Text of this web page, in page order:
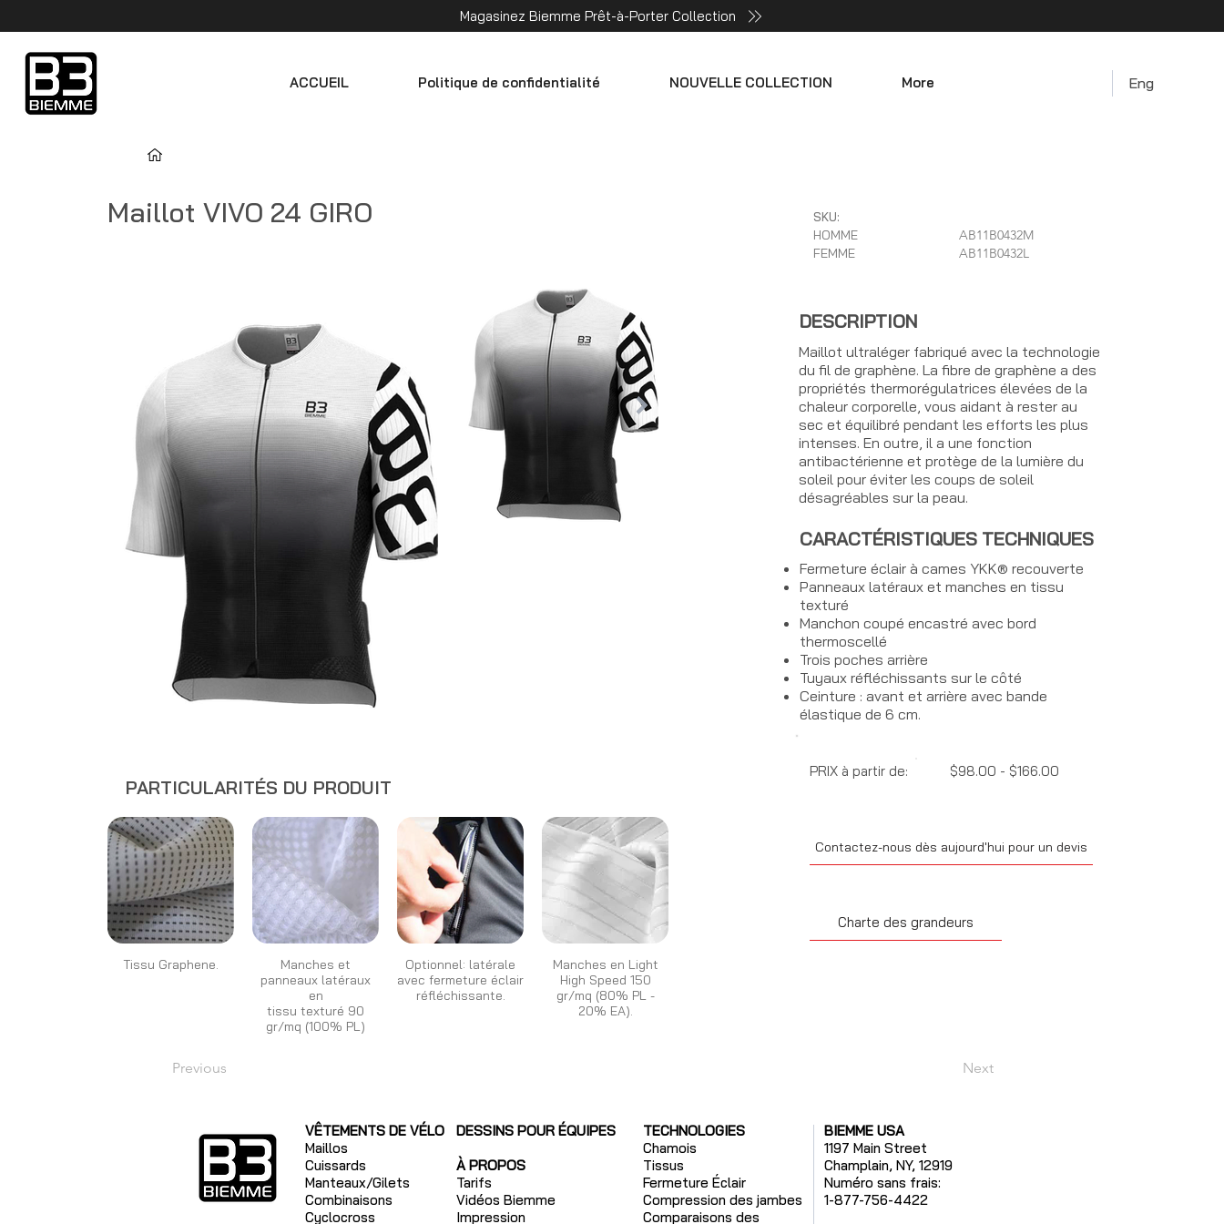
Magasinez Biemme Prêt-à-Porter Collection
ACCUEIL Politique de confidentialité NOUVELLE COLLECTION More Eng
Maillot VIVO 24 GIRO
PARTICULARITÉS DU PRODUIT
Tissu Graphene.
Manches et
panneaux latéraux
en
tissu texturé 90
gr/mq (100% PL)
Optionnel: latérale
avec fermeture éclair
réfléchissante.
Manches en Light
High Speed 150
gr/mq (80% PL -
20% EA).
SKU:
HOMME
FEMME
AB11B0432M
AB11B0432L
DESCRIPTION
Maillot ultraléger fabriqué avec la technologie
du fil de graphène. La fibre de graphène a des
propriétés thermorégulatrices élevées de la
chaleur corporelle, vous aidant à rester au
sec et équilibré pendant les efforts les plus
intenses. En outre, il a une fonction
antibactérienne et protège de la lumière du
soleil pour éviter les coups de soleil
désagréables sur la peau.
CARACTÉRISTIQUES TECHNIQUES
Fermeture éclair à cames YKK® recouverte
Panneaux latéraux et manches en tissu
texturé
Manchon coupé encastré avec bord
thermoscellé
Trois poches arrière
Tuyaux réfléchissants sur le côté
Ceinture : avant et arrière avec bande
élastique de 6 cm.
PRIX à partir de: $98.00 - $166.00
Contactez-nous dès aujourd'hui pour un devis
Charte des grandeurs
Previous Next
VÊTEMENTS DE VÉLO
Maillos
Cuissards
Manteaux/Gilets
Combinaisons
Cyclocross
DESSINS POUR ÉQUIPES
À PROPOS
Tarifs
Vidéos Biemme
Impression
TECHNOLOGIES
Chamois
Tissus
Fermeture Éclair
Compression des jambes
Comparaisons des
BIEMME USA
1197 Main Street
Champlain, NY, 12919
Numéro sans frais:
1-877-756-4422